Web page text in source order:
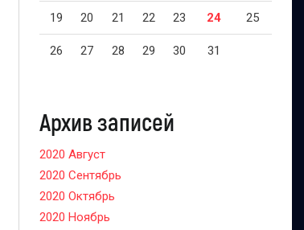
19 20 21 22 23 24 25
26 27 28 29 30 31
Архив записей
2020 Август
2020 Сентябрь
2020 Октябрь
2020 Ноябрь